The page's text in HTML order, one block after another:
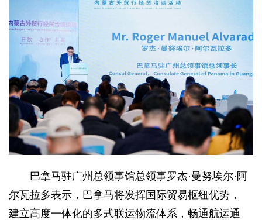
巴拿马驻广州总领事馆总领事罗杰·曼努埃尔·阿
尔瓦拉多表示，巴拿马将发挥国际贸易枢纽优势，
建立高度一体化的多式联运物流体系，畅通航运通